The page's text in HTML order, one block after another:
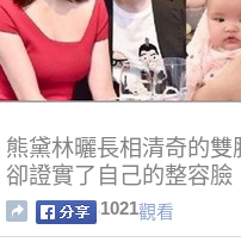
熊黛林曬長相清奇的雙
卻證實了自己的整容臉
1021觀看